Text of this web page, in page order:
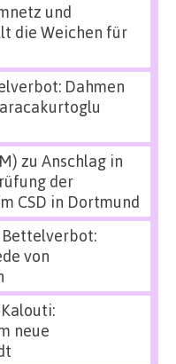
und
die Weichen für
Dahmen
zu Anschlag in
der
CSD in Dortmund
von
neue